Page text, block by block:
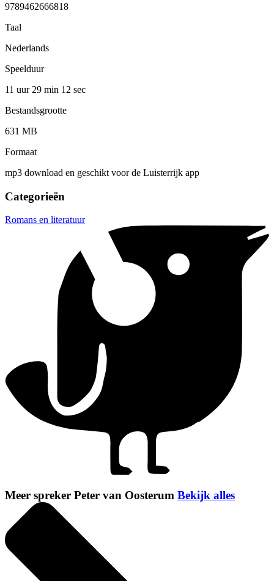
9789462666818
Taal
Nederlands
Speelduur
11 uur 29 min 12 sec
Bestandsgrootte
631 MB
Formaat
mp3 download en geschikt voor de Luisterrijk app
Categorieën
Romans en literatuur
Meer spreker Peter van Oosterum Bekijk alles